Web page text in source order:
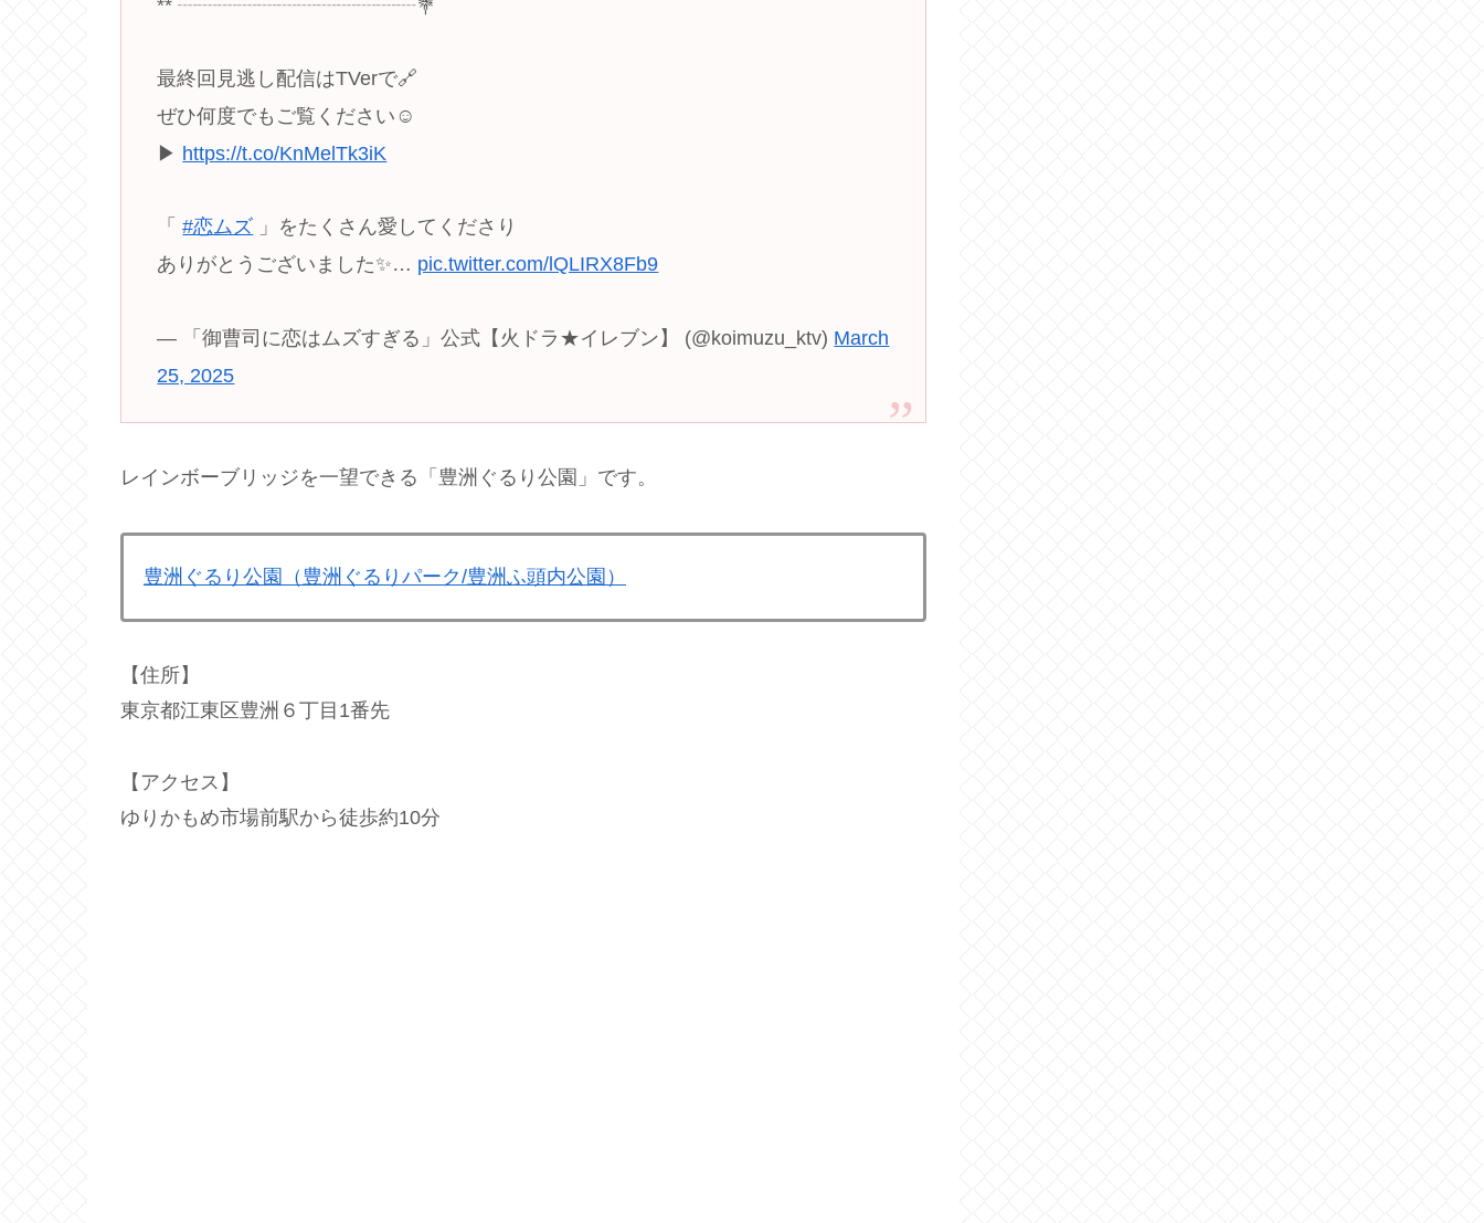
** ┈┈┈┈┈┈┈┈┈┈┈┈💐
最終回見逃し配信はTVerで🔗
ぜひ何度でもご覧ください☺️
▶ https://t.co/KnMelTk3iK
「#恋ムズ 」をたくさん愛してくださり
ありがとうございました✨… pic.twitter.com/lQLIRX8Fb9
— 「御曹司に恋はムズすぎる」公式【火ドラ★イレブン】 (@koimuzu_ktv) March
25, 2025
レインボーブリッジを一望できる「豊洲ぐるり公園」です。
豊洲ぐるり公園（豊洲ぐるりパーク/豊洲ふ頭内公園）
【住所】
東京都江東区豊洲６丁目1番先
【アクセス】
ゆりかもめ市場前駅から徒歩約10分